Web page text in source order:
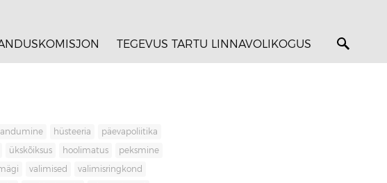
TEGEVUS TARTU LINNAVOLIKOGUS
hüsteeria päevapoliitika
ükskõiksus hoolimatus peksmine
valimised valimisringkond